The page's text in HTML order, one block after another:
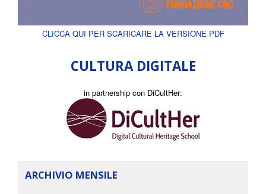
CLICCA QUI PER SCARICARE LA VERSIONE PDF
CULTURA DIGITALE
in partnership con DiCultHer:
ARCHIVIO MENSILE